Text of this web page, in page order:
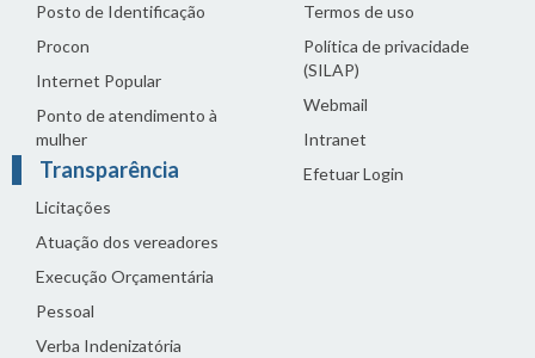
Posto de Identificação
Procon
Internet Popular
Ponto de atendimento à
mulher
Transparência
Licitações
Atuação dos vereadores
Execução Orçamentária
Pessoal
Verba Indenizatória
Termos de uso
Política de privacidade
(SILAP)
Webmail
Intranet
Efetuar Login